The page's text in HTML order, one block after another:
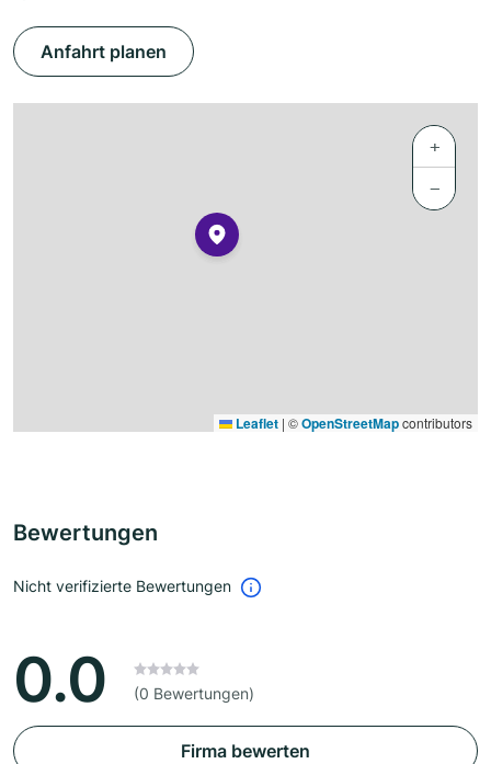
Anfahrt planen
+
−
Leaflet | ©OpenStreetMapcontributors
Bewertungen
Nicht verifizierte Bewertungen
0.0 (0 Bewertungen)
Firma bewerten